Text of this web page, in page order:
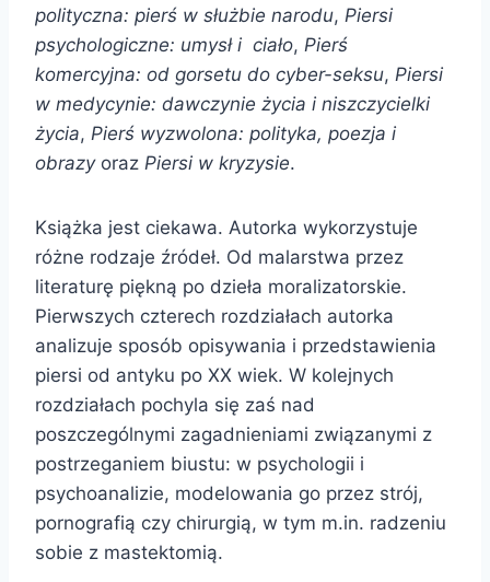
polityczna: pierś w służbie narodu, Piersi
psychologiczne: umysł i ciało, Pierś
komercyjna: od gorsetu do cyber-seksu, Piersi
w medycynie: dawczynie życia i niszczycielki
życia, Pierś wyzwolona: polityka, poezja i
obrazyoraz Piersi w kryzysie.
Książka jest ciekawa. Autorka wykorzystuje
różne rodzaje źródeł. Od malarstwa przez
literaturę piękną po dzieła moralizatorskie.
Pierwszych czterech rozdziałach autorka
analizuje sposób opisywania i przedstawienia
piersi od antyku po XX wiek. W kolejnych
rozdziałach pochyla się zaś nad
poszczególnymi zagadnieniami związanymi z
postrzeganiem biustu: w psychologii i
psychoanalizie, modelowania go przez strój,
pornografią czy chirurgią, w tym m.in. radzeniu
sobie z mastektomią.